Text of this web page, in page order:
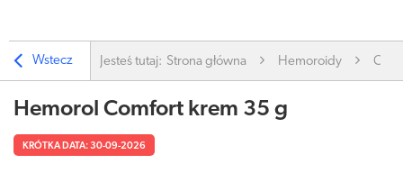
Wstecz Jesteś tutaj: Strona główna Hemoroidy
Hemorol Comfort krem 35 g
KRÓTKA DATA: 30-09-2026